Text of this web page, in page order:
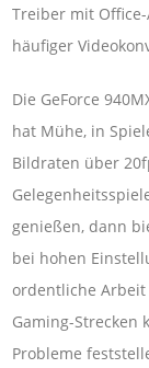
Treiber mit
häufiger
Die GeForce
hat Mühe, in
Bildraten über
genießen, dann
bei hohen
ordentliche
Gaming-Strecken
Probleme